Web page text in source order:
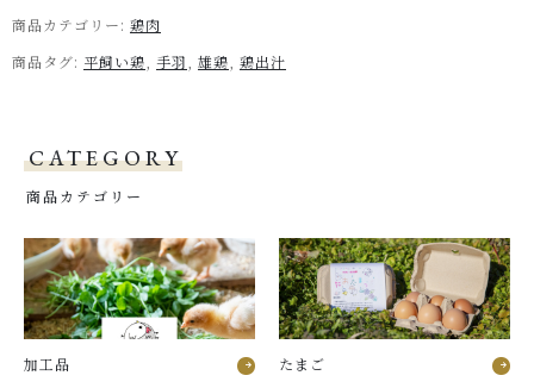
商品カテゴリー: 鶏肉
商品タグ: 平飼い鶏 手羽 雄鶏 鶏出汁
CATEGORY
商品カテゴリー
加工品 たまご